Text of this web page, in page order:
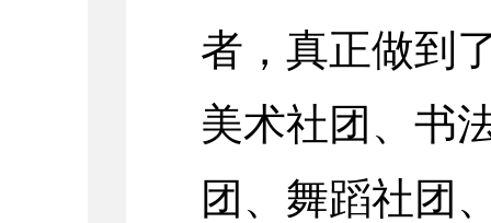
者，真正做到
美术社团、书
团、舞蹈社团